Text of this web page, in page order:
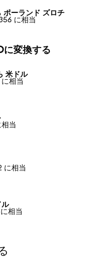
ーランド ズロチ
に相当
に変換する
米ドル
に相当
当
に相当
ル
相当